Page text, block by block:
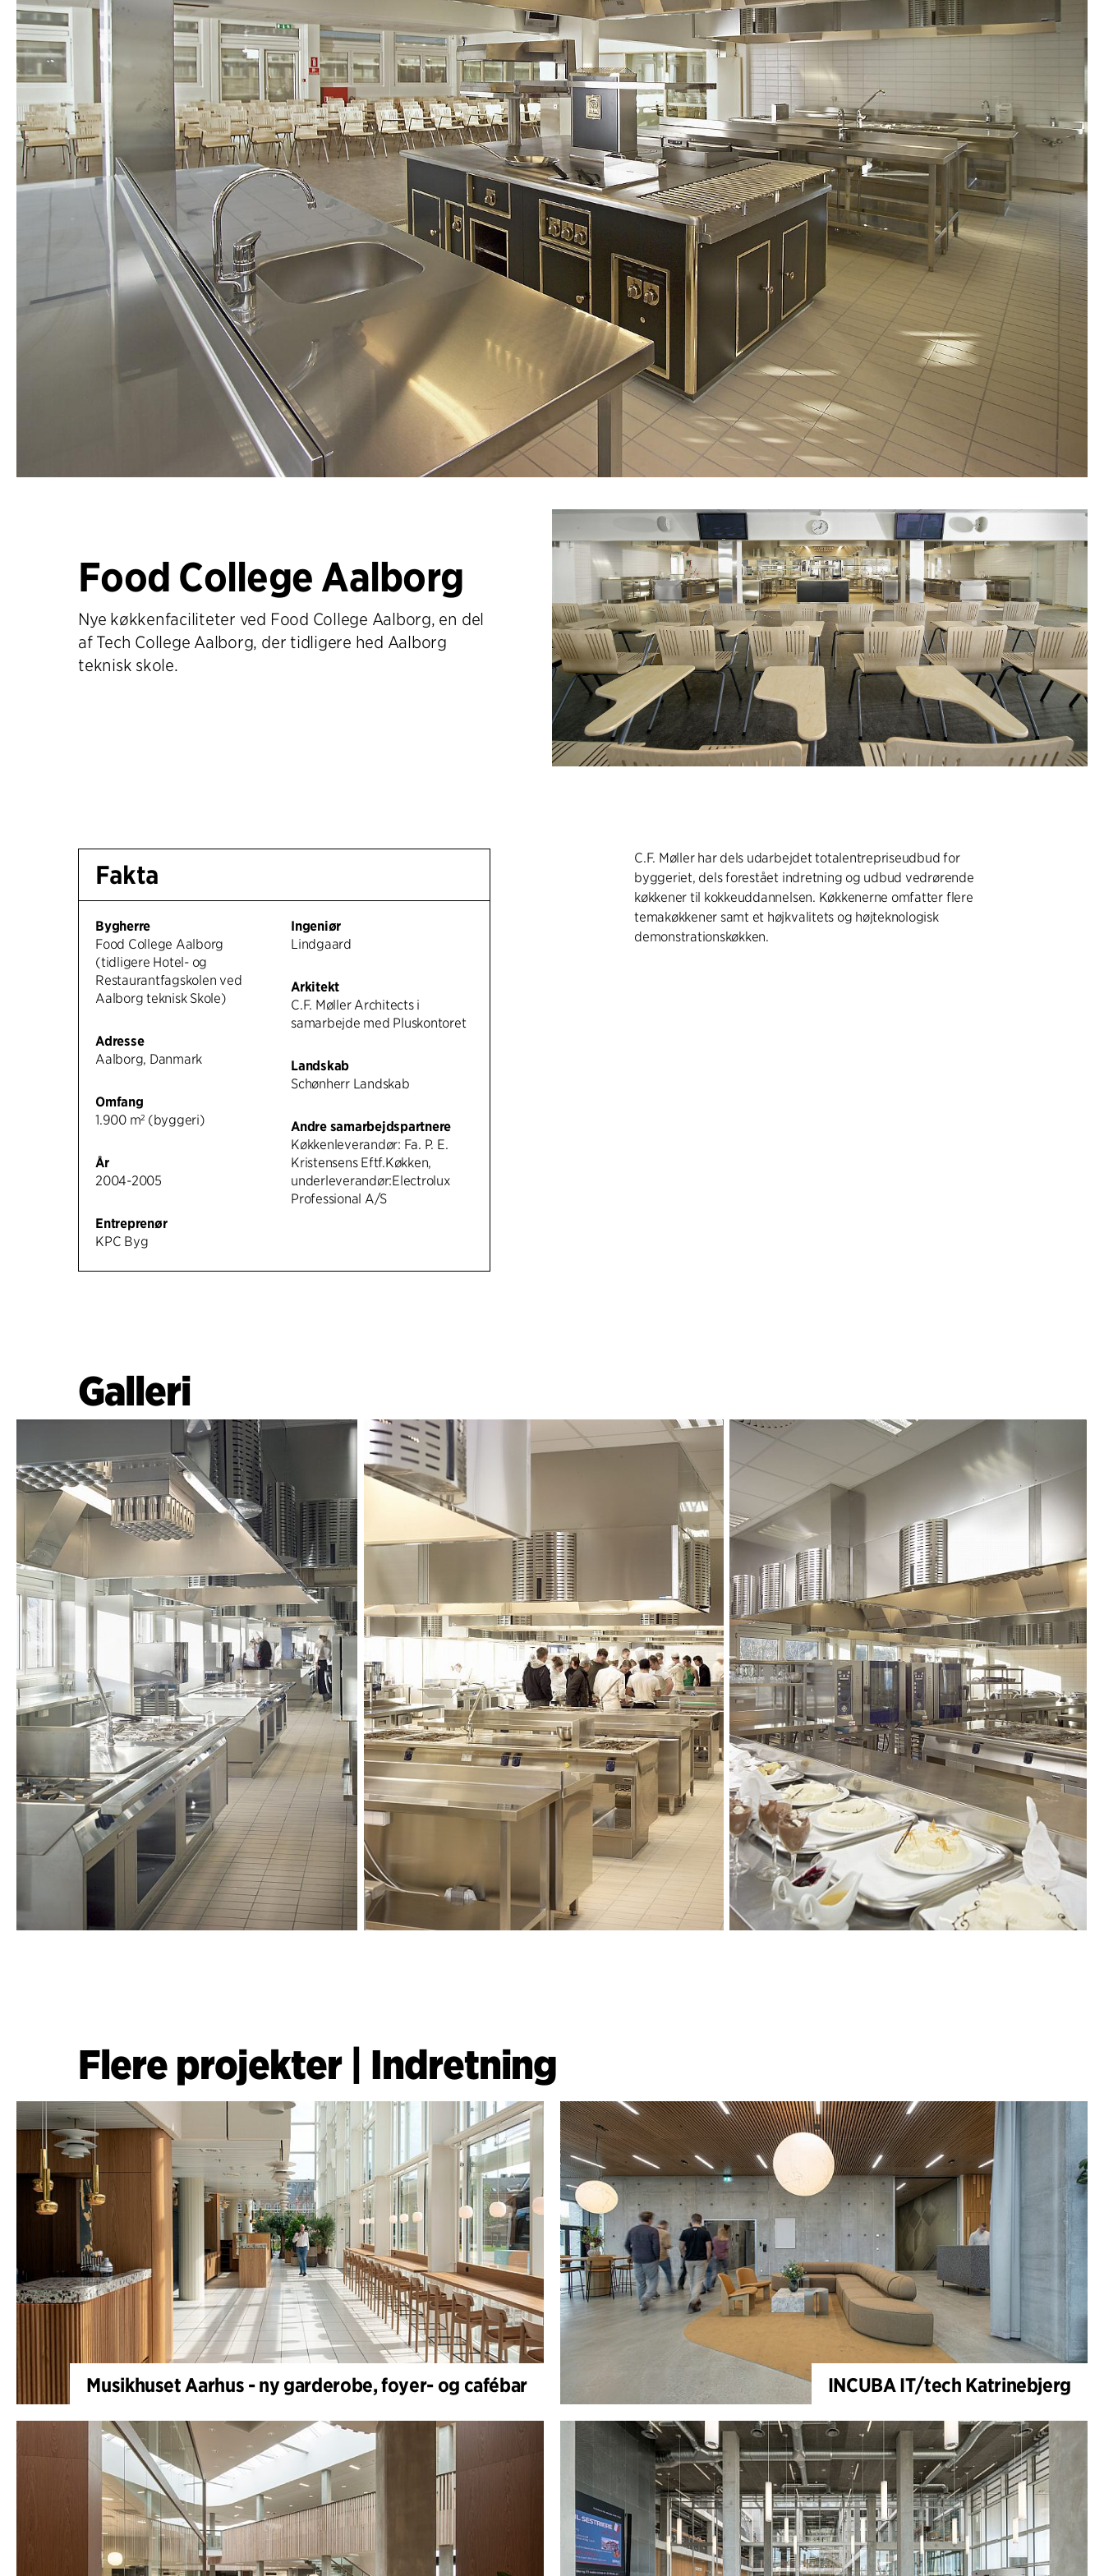
Food College Aalborg
Nye køkkenfaciliteter ved Food College Aalborg, en del
af Tech College Aalborg, der tidligere hed Aalborg
teknisk skole.
Fakta
Bygherre
Food College Aalborg
(tidligere Hotel- og
Restaurantfagskolen ved
Aalborg teknisk Skole)
Adresse
Aalborg, Danmark
Omfang
1.900 m² (byggeri)
År
2004-2005
Entreprenør
KPC Byg
Ingeniør
Lindgaard
Arkitekt
C.F. Møller Architects i
samarbejde med Pluskontoret
Landskab
Schønherr Landskab
Andre samarbejdspartnere
Køkkenleverandør: Fa. P. E.
Kristensens Eftf.Køkken,
underleverandør:Electrolux
Professional A/S
C.F. Møller har dels udarbejdet totalentrepriseudbud for
byggeriet, dels forestået indretning og udbud vedrørende
køkkener til kokkeuddannelsen. Køkkenerne omfatter flere
temakøkkener samt et højkvalitets og højteknologisk
demonstrationskøkken.
Galleri
Flere projekter| Indretning
Musikhuset Aarhus - ny garderobe, foyer- og cafébar INCUBA IT/tech Katrinebjerg